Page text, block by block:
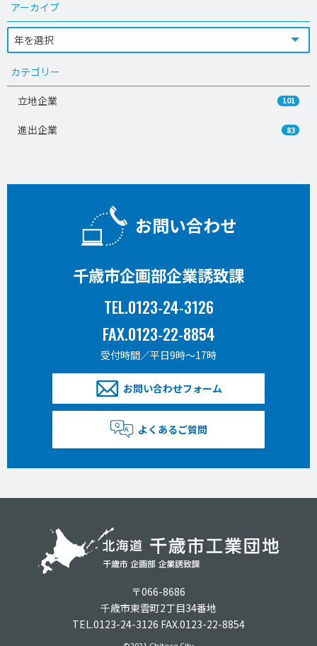
アーカイブ
カテゴリー
立地企業 101
進出企業 83
お問い合わせ
千歳市企画部企業誘致課
TEL.0123-24-3126
FAX.0123-22-8854
受付時間／平日9時〜17時
お問い合わせフォーム
よくあるご質問
〒066-8686
千歳市東雲町2丁目34番地
TEL.0123-24-3126 FAX.0123-22-8854